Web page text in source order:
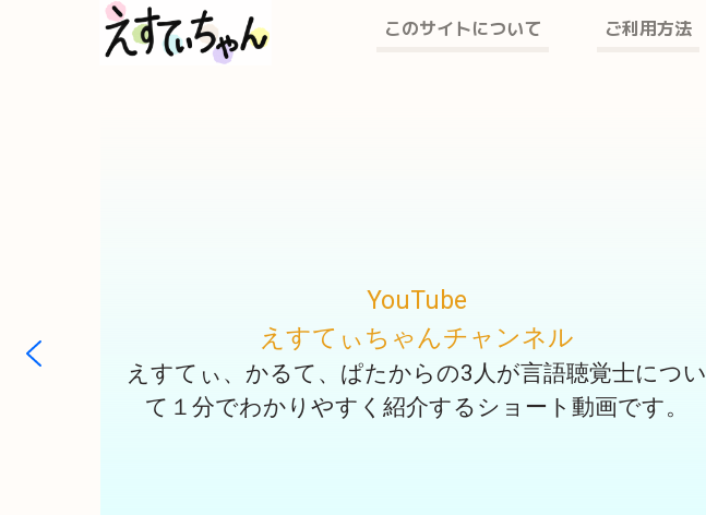
このサイトについて ご利用方法
YouTube
えすてぃちゃんチャンネル
えすてぃ、かるて、ぱたからの3人が言語聴覚士につい
て１分でわかりやすく紹介するショート動画です。